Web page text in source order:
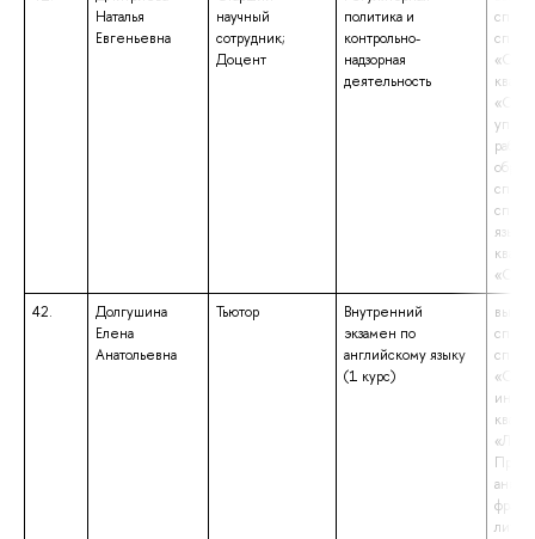
Наталья
Евгеньевна
научный
сотрудник;
Доцент
политика и
контрольно-
надзорная
деятельность
язык
42.
Долгушина
Елена
Анатольевна
Тьютор
Внутренний
экзамен по
английскому языку
(1 курс)